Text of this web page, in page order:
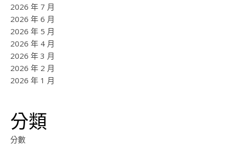
2026 年 7 月
2026 年 6 月
2026 年 5 月
2026 年 4 月
2026 年 3 月
2026 年 2 月
2026 年 1 月
分類
分數